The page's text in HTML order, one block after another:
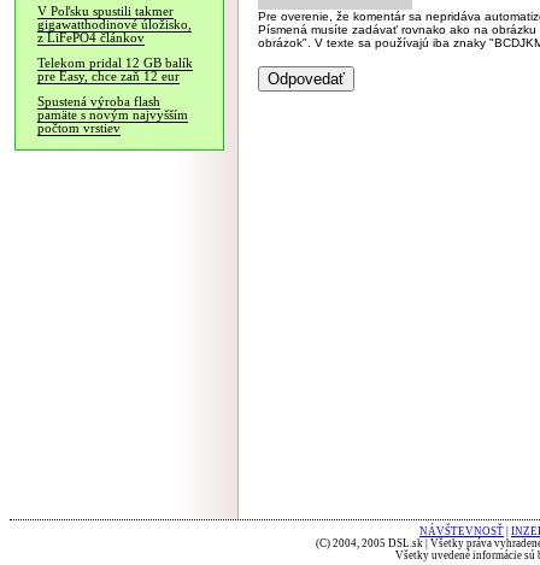
V Poľsku spustili takmer
gigawatthodinové úložisko,
z LiFePO4 článkov
Telekom pridal 12 GB balík
pre Easy, chce zaň 12 eur
Spustená výroba flash
pamäte s novým najvyšším
počtom vrstiev
Pre overenie, že komentár sa nepridáva
Písmená musíte zadávať rovnako ako na
obrázok". V texte sa používajú iba znaky
NÁVŠTEVNOSŤ
(C) 2004, 2005 DSL.sk | Všetky práva
Všetky uvedené informácie sú